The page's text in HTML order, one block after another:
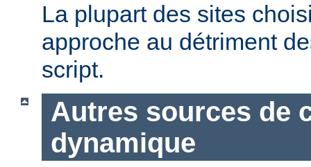
La plupart des sites
approche au détriment
script.
Autres sources de
dynamique